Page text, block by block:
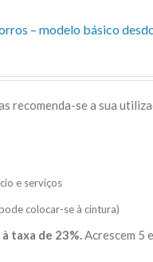
– modelo básico
recomenda-se a sua
e serviços
colocar-se à cintura)
taxa de 23%. Acrescem 5